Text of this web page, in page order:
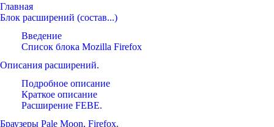
Главная
Блок расширений (состав...)
Введение
Список блока Mozilla Firefox
Описания расширений.
Подробное описание
Краткое описание
Расширение FEBE.
Браузеры Pale Moon, Firefox.